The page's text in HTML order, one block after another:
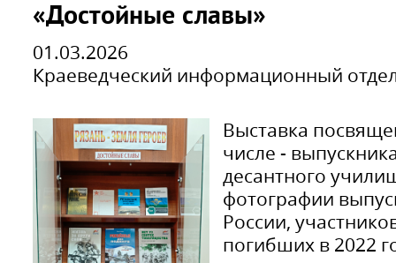
«Достойные славы»
01.03.2026
Краеведческий информационный
Выставка
числе -
десантного
фотографии
России,
погибших в 2022